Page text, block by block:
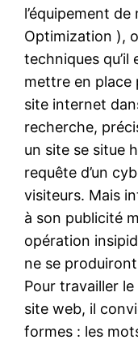
l’équipement
Optimization ),
techniques
mettre en place
site internet
recherche,
un site se situe
requête d’un
visiteurs. Mais
à son publicité
opération
ne se produiront
Pour travailler
site web, il
formes : les